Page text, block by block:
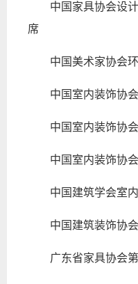
中国家具协会设
席
中国美术家协会
中国室内装饰协
中国室内装饰协
中国室内装饰协
中国建筑学会室
中国建筑装饰协
广东省家具协会